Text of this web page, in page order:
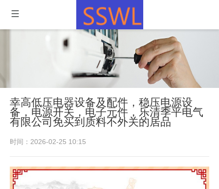
幸高低压电器设备及配件，稳压电源设
备，电源开关，电子元件，乐清季平电气
有限公司免买到质料不外关的居品
时间：2026-02-25 10:15